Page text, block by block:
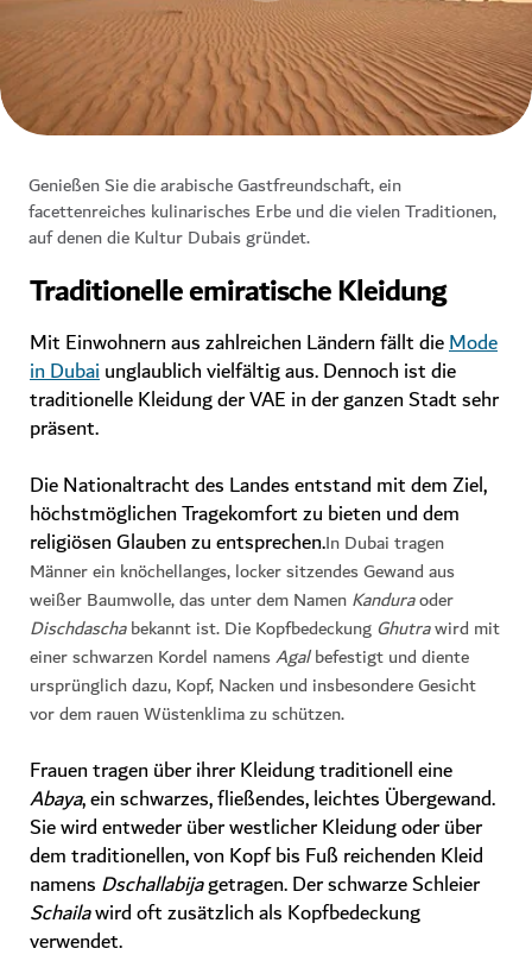
Genießen Sie die arabische Gastfreundschaft, ein
facettenreiches kulinarisches Erbe und die vielen Traditionen,
auf denen die Kultur Dubais gründet.
Traditionelle emiratische Kleidung
Mit Einwohnern aus zahlreichen Ländern fällt dieMode
in Dubaiunglaublich vielfältig aus. Dennoch ist die
traditionelle Kleidung der VAE in der ganzen Stadt sehr
präsent.
Die Nationaltracht des Landes entstand mit dem Ziel,
höchstmöglichen Tragekomfort zu bieten und dem
religiösen Glauben zu entsprechen.In Dubai tragen
Männer ein knöchellanges, locker sitzendes Gewand aus
weißer Baumwolle, das unter dem NamenKanduraoder
Dischdaschabekannt ist. Die KopfbedeckungGhutrawird mit
einer schwarzen Kordel namensAgalbefestigt und diente
ursprünglich dazu, Kopf, Nacken und insbesondere Gesicht
vor dem rauen Wüstenklima zu schützen.
Frauen tragen über ihrer Kleidung traditionell eine
Abaya, ein schwarzes, fließendes, leichtes Übergewand.
Sie wird entweder über westlicher Kleidung oder über
dem traditionellen, von Kopf bis Fuß reichenden Kleid
namens Dschallabijagetragen. Der schwarze Schleier
Schailawird oft zusätzlich als Kopfbedeckung
verwendet.